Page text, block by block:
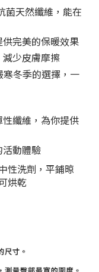
菌天然纖維，能在
完美的保暖效果
少皮膚摩擦
冬季的選擇，一
纖維，為你提供
動體驗
性洗劑，平鋪晾
烘乾